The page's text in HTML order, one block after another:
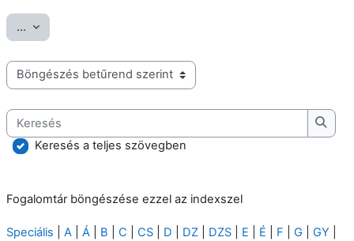
... Fogalmak exportálása
Fogalomtár böngészése ezzel az indexszel
Keresés
Keresés a teljes szövegben
Fogalomtár böngészése ezzel az indexszel
Speciális A Á B C CS D DZ DZS E É F G GY